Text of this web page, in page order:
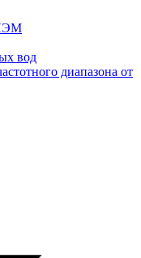
вод
диапазона от